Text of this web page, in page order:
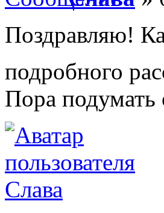
Поздравляю!
подробного
Пора
Слава